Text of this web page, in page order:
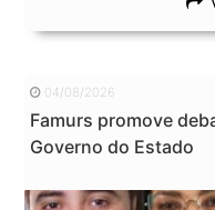
04/08/2026
Famurs promove
Governo do Estado